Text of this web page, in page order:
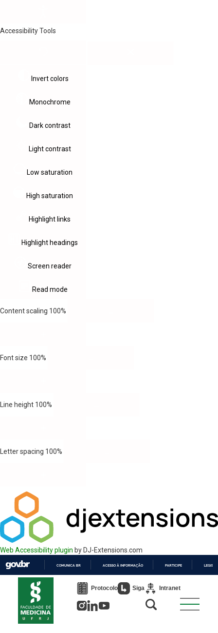
Accessibility Tools
Invert colors
Monochrome
Dark contrast
Light contrast
Low saturation
High saturation
Highlight links
Highlight headings
Screen reader
Read mode
Content scaling 100%
Font size 100%
Line height 100%
Letter spacing 100%
Web Accessibility plugin by DJ-Extensions.com
PARA
COMUNICA BR ACESSO À INFORMAÇÃO PARTICIPE
Protocolo Siga Intranet